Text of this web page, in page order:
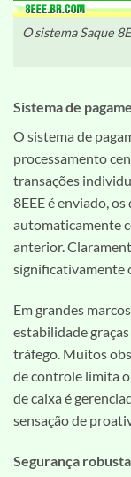
O sistema Saque
Sistema de
O sistema de
processamento
transações
8EEE é enviado,
automaticamente
anterior.
significativamente
Em grandes
estabilidade
tráfego. Muitos
de controle limita
de caixa é
sensação de
Segurança